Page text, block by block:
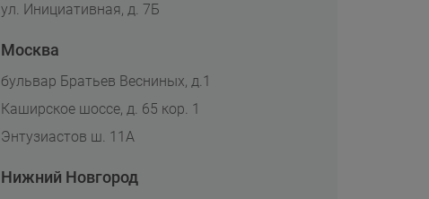
ул. Инициативная, д. 7Б
Москва
бульвар Братьев Весниных, д.1
Каширское шоссе, д. 65 кор. 1
Энтузиастов ш. 11А
Нижний Новгород